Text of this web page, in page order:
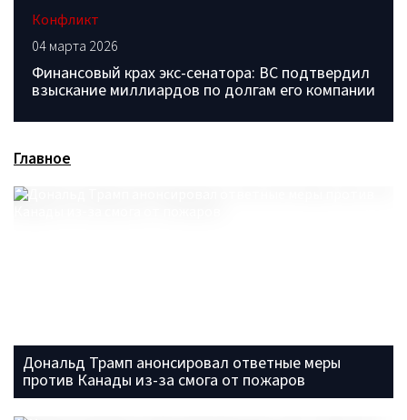
Конфликт
04 марта 2026
Финансовый крах экс-сенатора: ВС подтвердил
взыскание миллиардов по долгам его компании
Главное
Дональд Трамп анонсировал ответные меры
против Канады из-за смога от пожаров